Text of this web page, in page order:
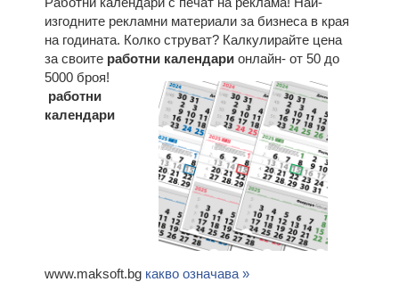
изгодните рекламни материали за бизнеса в края
на годината. Колко струват? Калкулирайте цена
за своите работни календари онлайн- от 50 до
5000 броя!
работни
календари
www.maksoft.bg какво означава »